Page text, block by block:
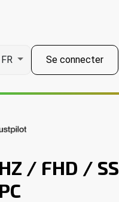
FR Se connecter
/ FHD / SS